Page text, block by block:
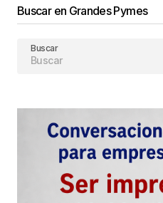
Buscar en Grandes Pymes
Buscar